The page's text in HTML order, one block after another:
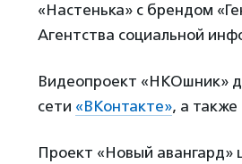
«Настенька» с брендом
Агентства социальной
Видеопроект «НКОшник»
сети «ВКонтакте», а также
Проект «Новый авангард»